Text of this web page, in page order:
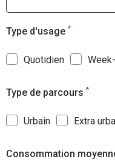
Type d'usage *
Quotidien
Type de parcours *
Urbain Extra
Consommation